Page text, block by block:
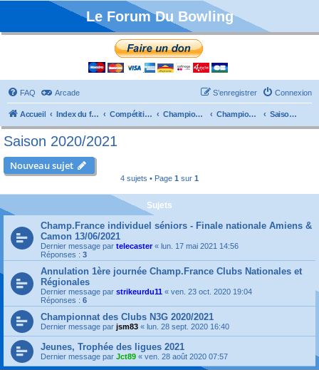
Le Forum Du Bowling
FAQ Arcade Connexion
S’enregistrer
Accueil Index du forum Compétitions Championnats de France Championnat Clubs Saison 2020/2021
Saison 2020/2021
Nouveau sujet
4 sujets • Page 1 sur 1
Sujets
Champ.France individuel séniors - Finale nationale Amiens &
Camon 13/06/2021
Dernier message par telecaster « lun. 17 mai 2021 14:56
Réponses : 3
Annulation 1ère journée Champ.France Clubs Nationales et
Régionales
Dernier message par strikeurdu11 « ven. 23 oct. 2020 19:04
Réponses : 6
Championnat des Clubs N3G 2020/2021
Dernier message par jsm83 « lun. 28 sept. 2020 16:40
Jeunes, Trophée des ligues 2021
Dernier message par Jct89 « ven. 28 août 2020 07:57